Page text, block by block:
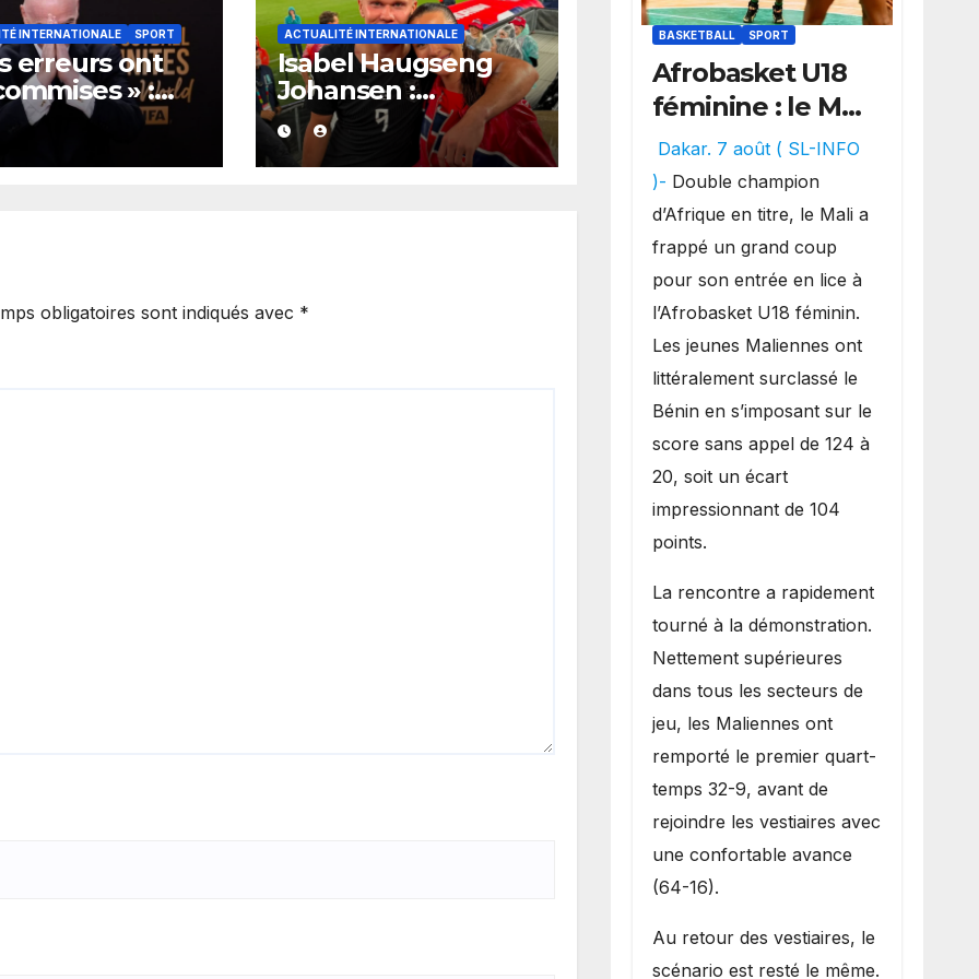
INTERNATIONALE SPORT
erreurs ont
» :
feu des
et la FIFA
ACTUALITÉ INTERNATIONALE
Isabel Haugseng
Johansen :
l’ancienne
footballeuse qui
accompagne Erling
obligatoires sont indiqués avec *
BASKETBALL SPORT
Afrobasket U18
féminine : le Mali
réalise un
véritable festival
offensif et
inflige une
lourde défaite
au Bénin.
Dakar. 7 août ( SL-INFO
)- Double champion
d’Afrique en titre, le Mali a
frappé un grand coup
pour son entrée en lice à
l’Afrobasket U18 féminin.
Les jeunes Maliennes ont
littéralement surclassé le
Bénin en s’imposant sur le
score sans appel de 124 à
20, soit un écart
impressionnant de 104
points.
La rencontre a rapidement
tourné à la démonstration.
Nettement supérieures
dans tous les secteurs de
jeu, les Maliennes ont
remporté le premier quart-
temps 32-9, avant de
rejoindre les vestiaires avec
une confortable avance
(64-16).
Au retour des vestiaires, le
scénario est resté le même.